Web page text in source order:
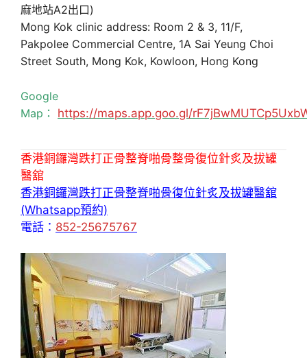
麻地站A2出口)
Mong Kok clinic address: Room 2 & 3, 11/F,
Pakpolee Commercial Centre, 1A Sai Yeung Choi
Street South, Mong Kok, Kowloon, Hong Kong
Google
Map： https://maps.app.goo.gl/
香港銅鑼灣跌打正骨整脊啪骨整骨復位針炙及拔罐
醫舘
香港銅鑼灣跌打正骨整脊啪骨復位針炙及拔罐醫舘
(Whatsapp預約)
電話： 852-25675767